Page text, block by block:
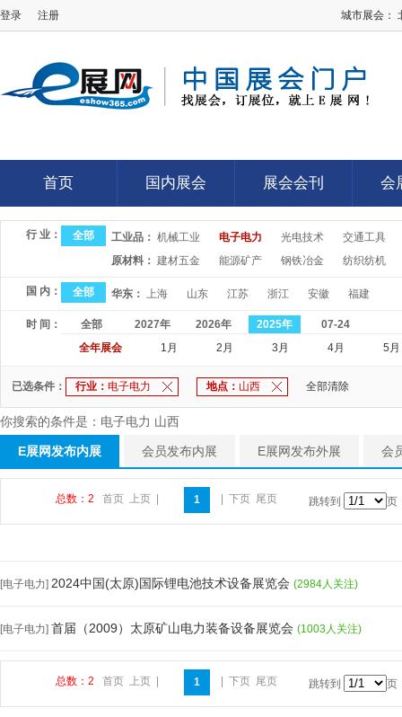
登录 注册 城市展会：
首页
首页
国内展会
国内展会
展会会刊
展会会刊
会
会
行 业： 全部 工业品： 机械工业 电子电力 光电技术
交通工具
原材料： 建材五金 能源矿产 钢铁冶金 纺织纺机
国 内： 全部 华东： 上海 山东 江苏 浙江 安徽 福建
时 间： 全部 2027年 2026年 2025年
07-24
全年展会
1月 2月 3月 4月 5月
已选条件： 行业： 电子电力 地点： 山西 全部清除
你搜索的条件是：电子电力 山西
E展网发布内展 会员发布内展 E展网发布外展 会
总数：2 首页 上页 1 下页 尾页 跳转到 页
[电子电力] 2024中国(太原)国际锂电池技术设备展览会 (2984人关注)
[电子电力] 首届（2009）太原矿山电力装备设备展览会 (1003人关注)
总数：2 首页 上页 1 下页 尾页 跳转到 页